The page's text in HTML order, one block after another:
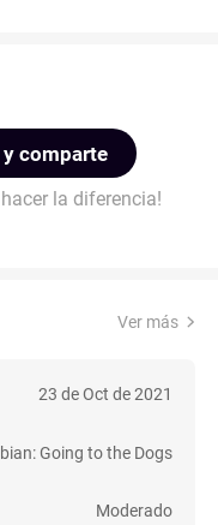
comparte
la diferencia!
Ver más
23 de Oct de 2021
Going to the Dogs
Moderado